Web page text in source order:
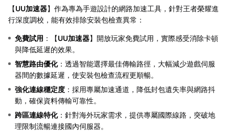
【UU加速器】作為專為手遊設計的網路加速工具，針對王者榮耀進
行深度調校，能有效排除安裝包檢查異常：
免費試用 ：【UU加速器】開放玩家免費試用，實際感受消除卡頓
與降低延遲的效果。
智慧路由優化：透過智能選擇最佳傳輸路徑，大幅減少遊戲伺服
器間的數據延遲，使安裝包檢查流程更順暢。
強化連線穩定度 ：採用專屬加速通道，降低封包遺失率與網路抖
動，確保資料傳輸可靠性。
跨區連線特化：針對海外玩家需求，提供專屬國際線路，突破地
理限制流暢連接國內伺服器。